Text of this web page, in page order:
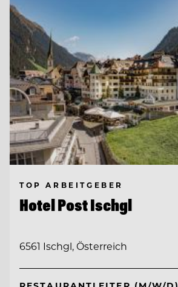
TOP ARBEITGEBER
Hotel Post Ischgl
6561 Ischgl, Österreich